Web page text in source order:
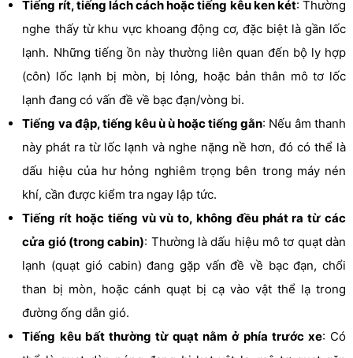
Tiếng rít, tiếng lách cách hoặc tiếng kêu ken két: Thường
nghe thấy từ khu vực khoang động cơ, đặc biệt là gần lốc
lạnh. Những tiếng ồn này thường liên quan đến bộ ly hợp
(côn) lốc lạnh bị mòn, bị lỏng, hoặc bản thân mô tơ lốc
lạnh đang có vấn đề về bạc đạn/vòng bi.
Tiếng va đập, tiếng kêu ù ù hoặc tiếng gằn: Nếu âm thanh
này phát ra từ lốc lạnh và nghe nặng nề hơn, đó có thể là
dấu hiệu của hư hỏng nghiêm trọng bên trong máy nén
khí, cần được kiểm tra ngay lập tức.
Tiếng rít hoặc tiếng vù vù to, không đều phát ra từ các
cửa gió (trong cabin): Thường là dấu hiệu mô tơ quạt dàn
lạnh (quạt gió cabin) đang gặp vấn đề về bạc đạn, chổi
than bị mòn, hoặc cánh quạt bị cạ vào vật thể lạ trong
đường ống dẫn gió.
Tiếng kêu bất thường từ quạt nằm ở phía trước xe: Có